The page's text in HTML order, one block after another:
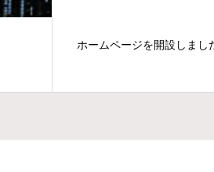
ホームページを開設しまし